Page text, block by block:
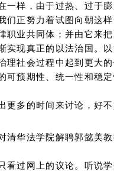
一样，由于过热、过于
们正努力着试图向朝这
职业共同体；并由它来
实现真正的以法治国。
理社会过程中起到更大
可预期性、统一性和稳
多的时间来讨论，好
华法学院解聘郭懿美
过网上的议论。听说学